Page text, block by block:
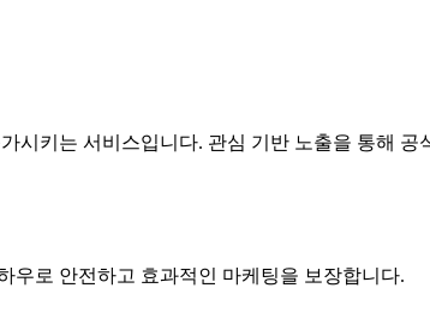
시키는 서비스입니다. 관심 기반 노출을 통해
우로 안전하고 효과적인 마케팅을 보장합니다.